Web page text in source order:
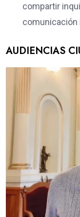
compartir
comunicación
AUDIENCIAS